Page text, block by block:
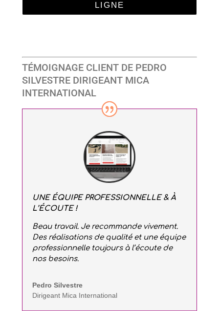
LIGNE
TÉMOIGNAGE CLIENT DE PEDRO
SILVESTRE DIRIGEANT MICA
INTERNATIONAL
UNE ÉQUIPE PROFESSIONNELLE & À
L’ÉCOUTE !
Beau travail. Je recommande vivement.
Des réalisations de qualité et une équipe
professionnelle toujours à l’écoute de
nos besoins.
Pedro Silvestre
Dirigeant Mica International